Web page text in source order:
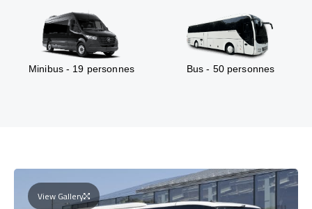
Minibus - 19 personnes Bus - 50 personnes
View Gallery